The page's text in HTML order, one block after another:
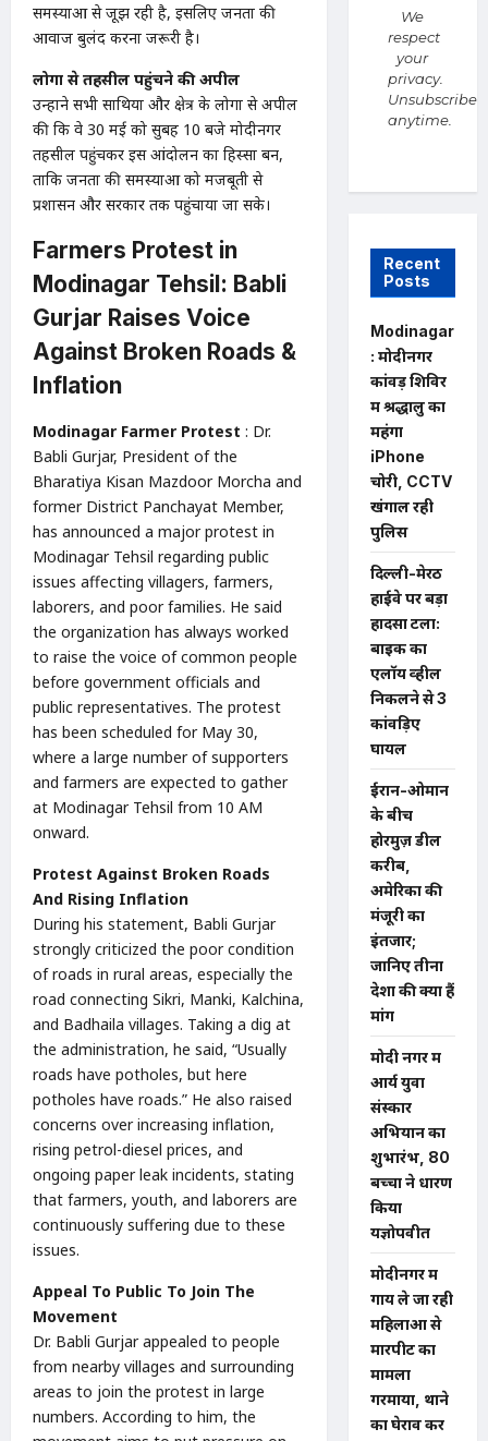
समस्याओं से जूझ रही है, इसलिए जनता की
आवाज बुलंद करना जरूरी है।
लोगों से तहसील पहुंचने की अपील
उन्होंने सभी साथियों और क्षेत्र के लोगों से अपील
की कि वे 30 मई को सुबह 10 बजे मोदीनगर
तहसील पहुंचकर इस आंदोलन का हिस्सा बनें,
ताकि जनता की समस्याओं को मजबूती से
प्रशासन और सरकार तक पहुंचाया जा सके।
Farmers Protest in
Modinagar Tehsil: Babli
Gurjar Raises Voice
Against Broken Roads &
Inflation
Modinagar Farmer Protest : Dr.
Babli Gurjar, President of the
Bharatiya Kisan Mazdoor Morcha and
former District Panchayat Member,
has announced a major protest in
Modinagar Tehsil regarding public
issues affecting villagers, farmers,
laborers, and poor families. He said
the organization has always worked
to raise the voice of common people
before government officials and
public representatives. The protest
has been scheduled for May 30,
where a large number of supporters
and farmers are expected to gather
at Modinagar Tehsil from 10 AM
onward.
Protest Against Broken Roads
And Rising Inflation
During his statement, Babli Gurjar
strongly criticized the poor condition
of roads in rural areas, especially the
road connecting Sikri, Manki, Kalchina,
and Badhaila villages. Taking a dig at
the administration, he said, “Usually
roads have potholes, but here
potholes have roads.” He also raised
concerns over increasing inflation,
rising petrol-diesel prices, and
ongoing paper leak incidents, stating
that farmers, youth, and laborers are
continuously suffering due to these
issues.
Appeal To Public To Join The
Movement
Dr. Babli Gurjar appealed to people
from nearby villages and surrounding
areas to join the protest in large
numbers. According to him, the
We
respect
your
privacy.
Unsubscribe
anytime.
Recent
Posts
Modinagar
: मोदीनगर
कांवड़ शिविर
में श्रद्धालु का
महंगा
iPhone
चोरी, CCTV
खंगाल रही
पुलिस
दिल्ली-मेरठ
हाईवे पर बड़ा
हादसा टला:
बाइक का
एलॉय व्हील
निकलने से 3
कांवड़िए
घायल
ईरान-ओमान
के बीच
होरमुज़ डील
करीब,
अमेरिका की
मंजूरी का
इंतजार;
जानिए तीनों
देशों की क्या हैं
मांगें
मोदी नगर में
आर्य युवा
संस्कार
अभियान का
शुभारंभ, 80
बच्चों ने धारण
किया
यज्ञोपवीत
मोदीनगर में
गाय ले जा रही
महिलाओं से
मारपीट का
मामला
गरमाया, थाने
का घेराव कर